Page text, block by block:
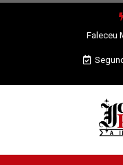
Quando os nossos